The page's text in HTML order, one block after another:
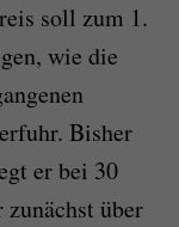
soll zum 1.
wie die
Bisher
er bei 30
über